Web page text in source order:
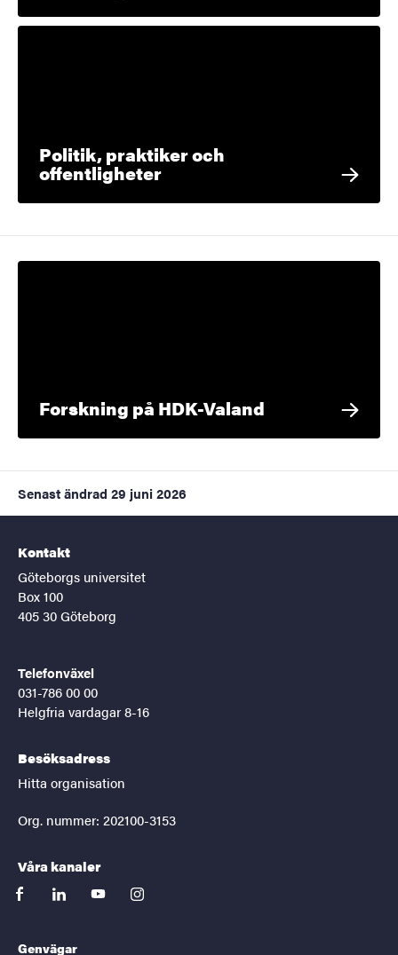
Politik, praktiker och
offentligheter
Forskning på HDK-Valand
Senast ändrad 29 juni 2026
Kontakt
Göteborgs universitet
Box 100
405 30 Göteborg
Telefonväxel
031-786 00 00
Helgfria vardagar 8-16
Besöksadress
Hitta organisation
Org. nummer: 202100-3153
Våra kanaler
facebooklinkedinyoutubeinstagram
Genvägar